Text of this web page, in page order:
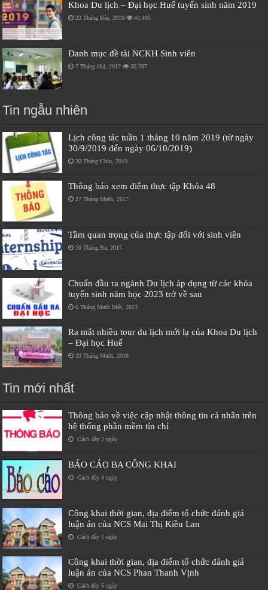
Khoa Du lịch – Đại học Huế tuyển sinh năm 2019
23 Tháng Bảy, 2019 43,495
Danh mục đề tài NCKH Sinh viên
7 Tháng Hai, 2017 35,587
Tin ngẫu nhiên
Lịch công tác tuần 1 tháng 10 năm 2019 (từ ngày
30/9/2019 đến ngày 06/10/2019)
30 Tháng Chín, 2019
Thông báo xem điểm thực tập Khóa 48
27 Tháng Mười, 2017
Tầm quan trọng của thực tập đối với sinh viên
10 Tháng Ba, 2017
Chuẩn đầu ra ngành Du lịch áp dụng từ các khóa
tuyển sinh năm học 2023 trở về sau
6 Tháng Mười Một, 2023
Ra mắt nhiều tour du lịch mới lạ của Khoa Du lịch
– Đại học Huế
23 Tháng Mười, 2018
Tin mới nhất
Thông báo về việc cập nhật thông tin cá nhân trên
hệ thống phần mềm tín chỉ
Cách đây 2 ngày
BÁO CÁO BA CÔNG KHAI
Cách đây 4 ngày
Công khai thời gian, địa điểm tổ chức đánh giá
luận án của NCS Mai Thị Kiều Lan
Cách đây 5 ngày
Công khai thời gian, địa điểm tổ chức đánh giá
luận án của NCS Phan Thanh Vịnh
Cách đây 5 ngày